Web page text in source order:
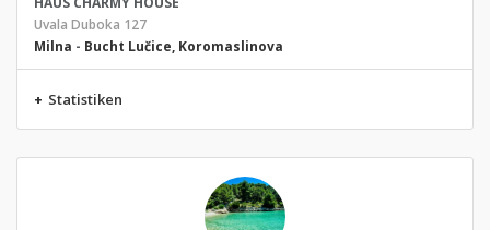
Uvala Duboka 127
Milna - Bucht Lučice, Koromaslinova
+ Statistiken